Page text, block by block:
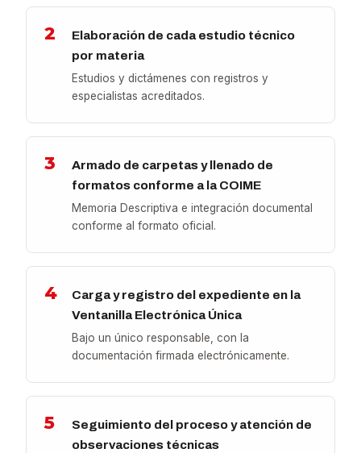
2
Elaboración de cada estudio técnico
por materia
Estudios y dictámenes con registros y
especialistas acreditados.
3
Armado de carpetas y llenado de
formatos conforme a la COIME
Memoria Descriptiva e integración documental
conforme al formato oficial.
4
Carga y registro del expediente en la
Ventanilla Electrónica Única
Bajo un único responsable, con la
documentación firmada electrónicamente.
5
Seguimiento del proceso y atención de
observaciones técnicas